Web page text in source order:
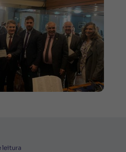
leitura